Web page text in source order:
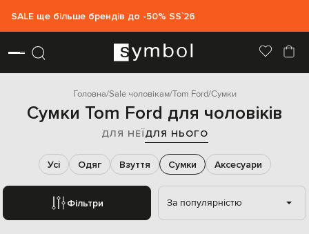
SALE ще більше брендів до -50% SS`26
Головна Sale чоловікам Tom Ford Сумки
Сумки Tom Ford для чоловіків
ДЛЯ НЕЇДЛЯ НЬОГО
Фільтри
Усі Одяг Взуття Сумки Аксесуари
За популярністю